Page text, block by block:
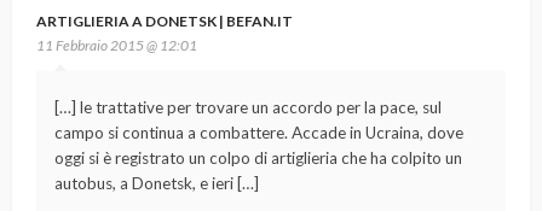
ARTIGLIERIA A DONETSK | BEFAN.IT
11 Febbraio 2015 @ 12:01
[…] le trattative per trovare un accordo per la pace, sul
campo si continua a combattere. Accade in Ucraina, dove
oggi si è registrato un colpo di artiglieria che ha colpito un
autobus, a Donetsk, e ieri […]